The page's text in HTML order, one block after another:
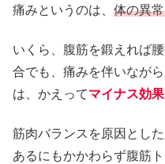
痛みというのは、 体の異
いくら、腹筋を鍛えれば
合でも、痛みを伴いなが
は、かえってマイナス効果
筋肉バランスを原因とし
あるにもかかわらず腹筋